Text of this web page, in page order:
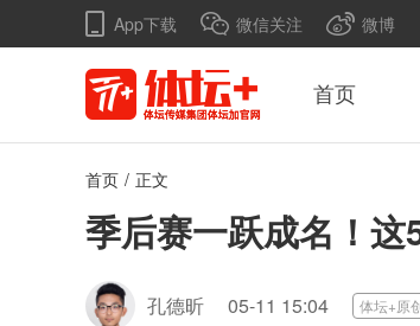
App下载 微信关注 微博
首页
首页 / 正文
季后赛一跃成名！
孔德昕 05-11 15:04 体坛+原